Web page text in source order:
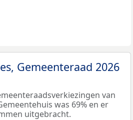
Gemeenteraad 2026
van
was 69% en er
uitgebracht.